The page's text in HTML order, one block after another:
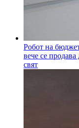
Робот на
вече се
свят